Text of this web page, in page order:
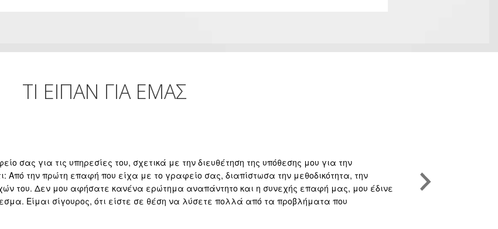
ΤΙ ΕΙΠΑΝ ΓΙΑ ΕΜΑΣ
σας για τις υπηρεσίες του, σχετικά με την διευθέτηση της υπόθεσης μου για την
Από την πρώτη επαφή που είχα με το γραφείο σας, διαπίστωσα την μεθοδικότητα, την
του. Δεν μου αφήσατε κανένα ερώτημα αναπάντητο και η συνεχής επαφή μας, μου έδινε
Είμαι σίγουρος, ότι είστε σε θέση να λύσετε πολλά από τα προβλήματα που